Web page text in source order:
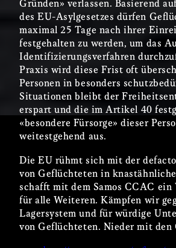
Gründen» verlassen. Basierend
des EU-Asylgesetzes dürfen
maximal 25 Tage nach ihrer
festgehalten zu werden, um das
Identifizierungsverfahren
Praxis wird diese Frist oft
Personen in besonders
Situationen bleibt der
erspart und die im Artikel 40
«besondere Fürsorge» dieser
weitestgehend aus.
Die EU rühmt sich mit der
von Geflüchteten in
schafft mit dem Samos CCAC ein
für alle Weiteren. Kämpfen wir
Lagersystem und für würdige
von Geflüchteten. Nieder mit den